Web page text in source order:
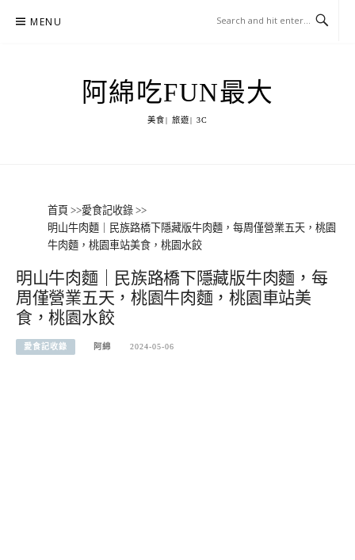
MENU
阿綿吃FUN最大
美食| 旅遊| 3C
首頁 >>愛食記收錄 >>
明山牛肉麵｜民族路橋下隱藏版牛肉麵，每周僅營業五天，桃園
牛肉麵，桃園車站美食，桃園水餃
明山牛肉麵｜民族路橋下隱藏版牛肉麵，每
周僅營業五天，桃園牛肉麵，桃園車站美
食，桃園水餃
愛食記收錄 阿綿 2024-05-06